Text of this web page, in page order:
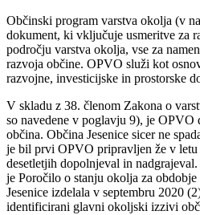
Občinski program varstva okolja (v
dokument, ki vključuje usmeritve za
področju varstva okolja, vse za
razvoja občine. OPVO služi kot
razvojne, investicijske in prostorske
V skladu z 38. členom Zakona o
so navedene v poglavju 9), je OPVO
občina. Občina Jesenice sicer ne
je bil prvi OPVO pripravljen že v letu
desetletjih dopolnjeval in
je Poročilo o stanju okolja za
Jesenice izdelala v septembru 2020
identificirani glavni okoljski izzivi